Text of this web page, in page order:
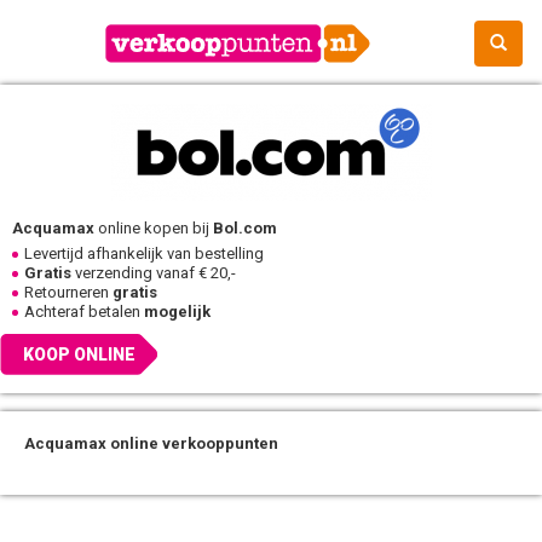
Acquamax online kopen bij Bol.com
Levertijd afhankelijk van bestelling
Gratis verzending vanaf € 20,-
Retourneren gratis
Achteraf betalen mogelijk
KOOP ONLINE
Acquamax online verkooppunten